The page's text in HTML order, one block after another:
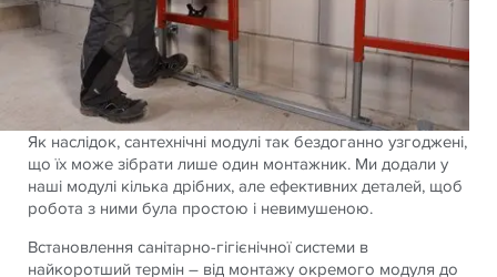
Як наслідок, сантехнічні модулі так бездоганно узгоджені,
що їх може зібрати лише один монтажник. Ми додали у
наші модулі кілька дрібних, але ефективних деталей, щоб
робота з ними була простою і невимушеною.
Встановлення санітарно-гігієнічної системи в
найкоротший термін – від монтажу окремого модуля до